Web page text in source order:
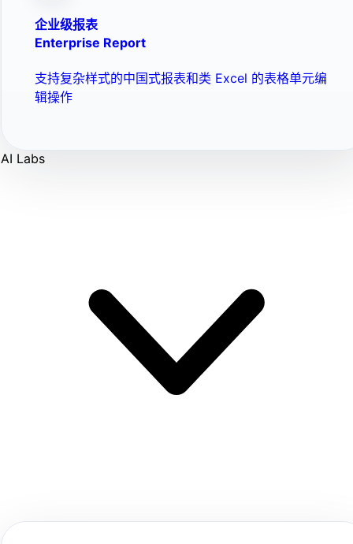
企业级报表
Enterprise Report
支持复杂样式的中国式报表和类 Excel 的表格单元编
辑操作
AI Labs